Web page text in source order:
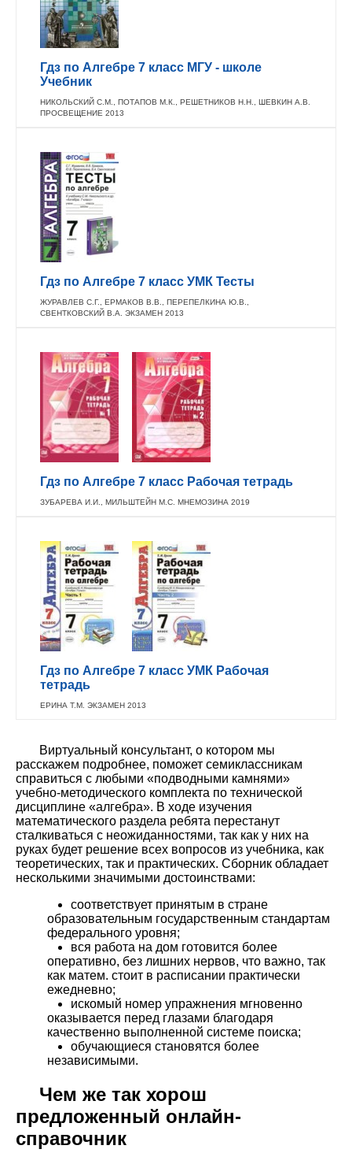
Гдз по Алгебре 7 класс МГУ - школе
Учебник
НИКОЛЬСКИЙ С.М., ПОТАПОВ М.К., РЕШЕТНИКОВ Н.Н., ШЕВКИН А.В.
ПРОСВЕЩЕНИЕ 2013
Гдз по Алгебре 7 класс УМК Тесты
ЖУРАВЛЕВ С.Г., ЕРМАКОВ В.В., ПЕРЕПЕЛКИНА Ю.В.,
СВЕНТКОВСКИЙ В.А. ЭКЗАМЕН 2013
Гдз по Алгебре 7 класс Рабочая тетрадь
ЗУБАРЕВА И.И., МИЛЬШТЕЙН М.С. МНЕМОЗИНА 2019
Гдз по Алгебре 7 класс УМК Рабочая
тетрадь
ЕРИНА Т.М. ЭКЗАМЕН 2013
Виртуальный консультант, о котором мы
расскажем подробнее, поможет семиклассникам
справиться с любыми «подводными камнями»
учебно-методического комплекта по технической
дисциплине «алгебра». В ходе изучения
математического раздела ребята перестанут
сталкиваться с неожиданностями, так как у них на
руках будет решение всех вопросов из учебника, как
теоретических, так и практических. Сборник обладает
несколькими значимыми достоинствами:
соответствует принятым в стране
образовательным государственным стандартам
федерального уровня;
вся работа на дом готовится более
оперативно, без лишних нервов, что важно, так
как матем. стоит в расписании практически
ежедневно;
искомый номер упражнения мгновенно
оказывается перед глазами благодаря
качественно выполненной системе поиска;
обучающиеся становятся более
независимыми.
Чем же так хорош
предложенный онлайн-
справочник